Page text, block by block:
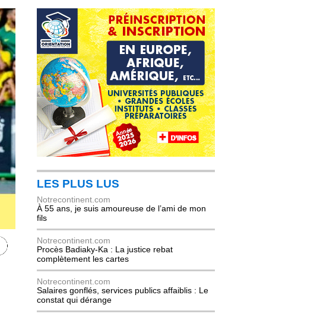
LES PLUS LUS
Notrecontinent.com
À 55 ans, je suis amoureuse de l’ami de mon
fils
Notrecontinent.com
Procès Badiaky-Ka : La justice rebat
complètement les cartes
Notrecontinent.com
Salaires gonflés, services publics affaiblis : Le
constat qui dérange